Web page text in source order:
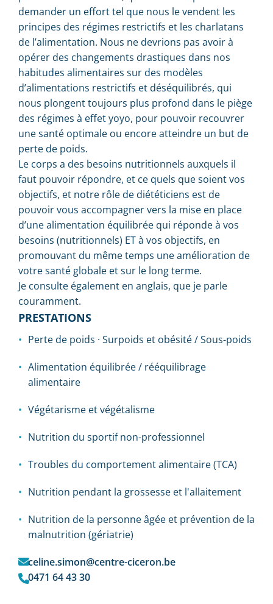
demander un effort tel que nous le vendent les
principes des régimes restrictifs et les charlatans
de l’alimentation. Nous ne devrions pas avoir à
opérer des changements drastiques dans nos
habitudes alimentaires sur des modèles
d’alimentations restrictifs et déséquilibrés, qui
nous plongent toujours plus profond dans le piège
des régimes à effet yoyo, pour pouvoir recouvrer
une santé optimale ou encore atteindre un but de
perte de poids.
Le corps a des besoins nutritionnels auxquels il
faut pouvoir répondre, et ce quels que soient vos
objectifs, et notre rôle de diététiciens est de
pouvoir vous accompagner vers la mise en place
d’une alimentation équilibrée qui réponde à vos
besoins (nutritionnels) ET à vos objectifs, en
promouvant du même temps une amélioration de
votre santé globale et sur le long terme.
Je consulte également en anglais, que je parle
couramment.
PRESTATIONS
Perte de poids · Surpoids et obésité / Sous-poids
Alimentation équilibrée / rééquilibrage
alimentaire
Végétarisme et végétalisme
Nutrition du sportif non-professionnel
Troubles du comportement alimentaire (TCA)
Nutrition pendant la grossesse et l'allaitement
Nutrition de la personne âgée et prévention de la
malnutrition (gériatrie)
celine.simon@centre-ciceron.be
0471 64 43 30